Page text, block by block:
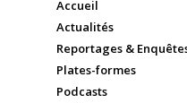
Accueil
Actualités
Reportages &
Plates-formes
Podcasts